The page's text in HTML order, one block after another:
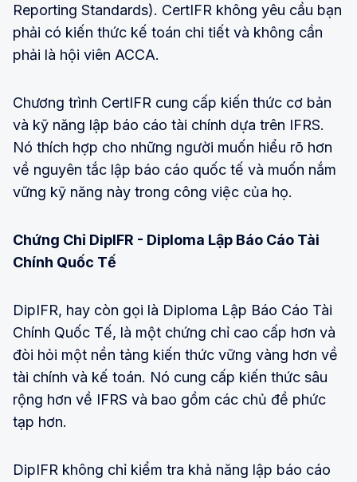
Reporting Standards). CertIFR không yêu cầu bạn
phải có kiến thức kế toán chi tiết và không cần
phải là hội viên ACCA.
Chương trình CertIFR cung cấp kiến thức cơ bản
và kỹ năng lập báo cáo tài chính dựa trên IFRS.
Nó thích hợp cho những người muốn hiểu rõ hơn
về nguyên tắc lập báo cáo quốc tế và muốn nắm
vững kỹ năng này trong công việc của họ.
Chứng Chỉ DipIFR - Diploma Lập Báo Cáo Tài
Chính Quốc Tế
DipIFR, hay còn gọi là Diploma Lập Báo Cáo Tài
Chính Quốc Tế, là một chứng chỉ cao cấp hơn và
đòi hỏi một nền tảng kiến thức vững vàng hơn về
tài chính và kế toán. Nó cung cấp kiến thức sâu
rộng hơn về IFRS và bao gồm các chủ đề phức
tạp hơn.
DipIFR không chỉ kiểm tra khả năng lập báo cáo